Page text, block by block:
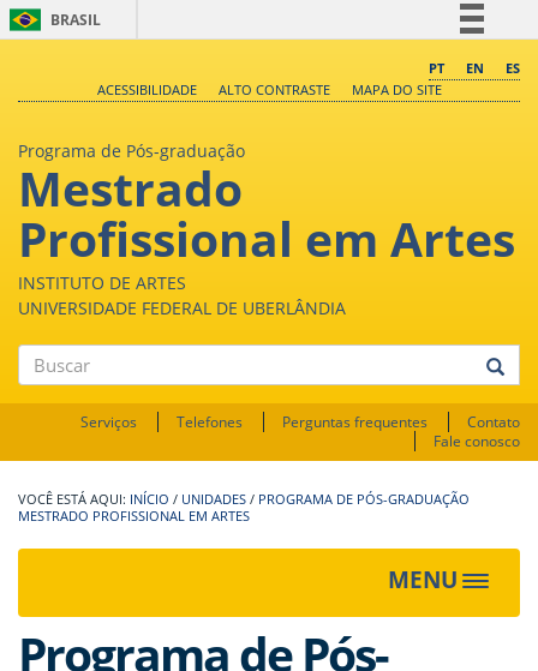
BRASIL
Comunica BR
Canais
PT EN
ES
ACESSIBILIDADE
ALTO CONTRASTE MAPA DO SITE
Programa de Pós-graduação
Mestrado
Profissional em Artes
INSTITUTO DE ARTES
UNIVERSIDADE FEDERAL DE UBERLÂNDIA
Buscar
Serviços Telefones Perguntas frequentes
Contato
Fale conosco
INÍCIO / UNIDADES / PROGRAMA DE PÓS-GRADUAÇÃO
MESTRADO PROFISSIONAL EM ARTES
MENU
Toggle
Programa de Pós-